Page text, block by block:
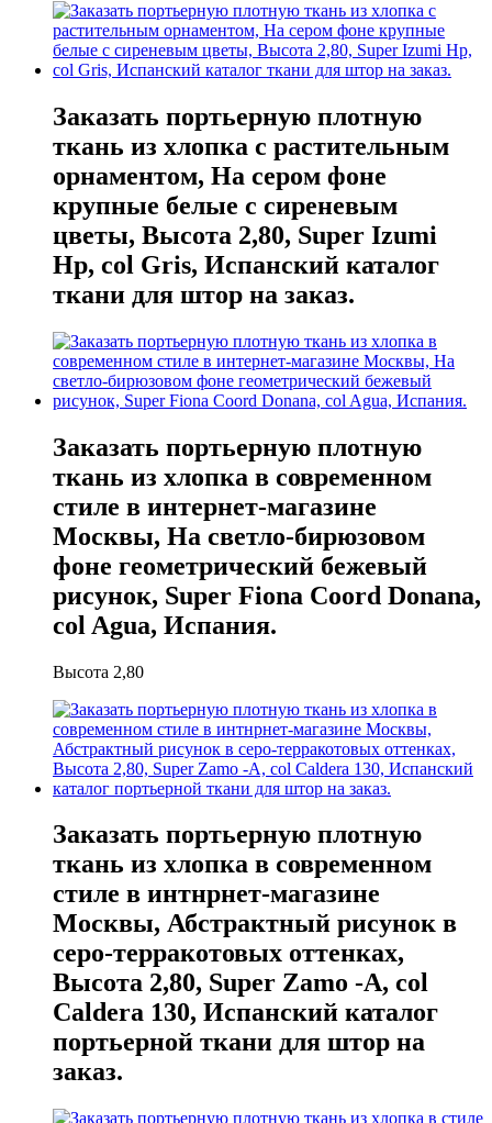
Заказать портьерную плотную
ткань из хлопка с растительным
орнаментом, На сером фоне
крупные белые с сиреневым
цветы, Высота 2,80, Super Izumi
Hp, col Gris, Испанский каталог
ткани для штор на заказ.
Заказать портьерную плотную
ткань из хлопка в современном
стиле в интернет-магазине
Москвы, На светло-бирюзовом
фоне геометрический бежевый
рисунок, Super Fiona Coord Donana,
col Agua, Испания.
Высота 2,80
Заказать портьерную плотную
ткань из хлопка в современном
стиле в интнрнет-магазине
Москвы, Абстрактный рисунок в
серо-терракотовых оттенках,
Высота 2,80, Super Zamo -A, col
Caldera 130, Испанский каталог
портьерной ткани для штор на
заказ.